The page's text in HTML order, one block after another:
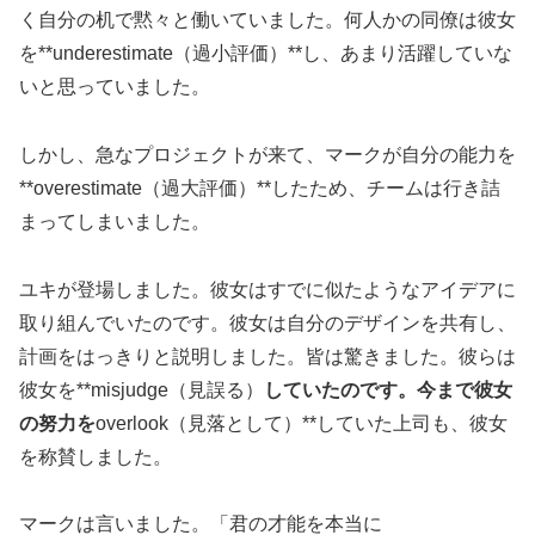
く自分の机で黙々と働いていました。何人かの同僚は彼女
を**underestimate（過小評価）**し、あまり活躍していな
いと思っていました。
しかし、急なプロジェクトが来て、マークが自分の能力を
**overestimate（過大評価）**したため、チームは行き詰
まってしまいました。
ユキが登場しました。彼女はすでに似たようなアイデアに
取り組んでいたのです。彼女は自分のデザインを共有し、
計画をはっきりと説明しました。皆は驚きました。彼らは
彼女を**misjudge（見誤る）
していたのです。今まで彼女
の努力をoverlook（見落として）**していた上司も、彼女
を称賛しました。
マークは言いました。「君の才能を本当に